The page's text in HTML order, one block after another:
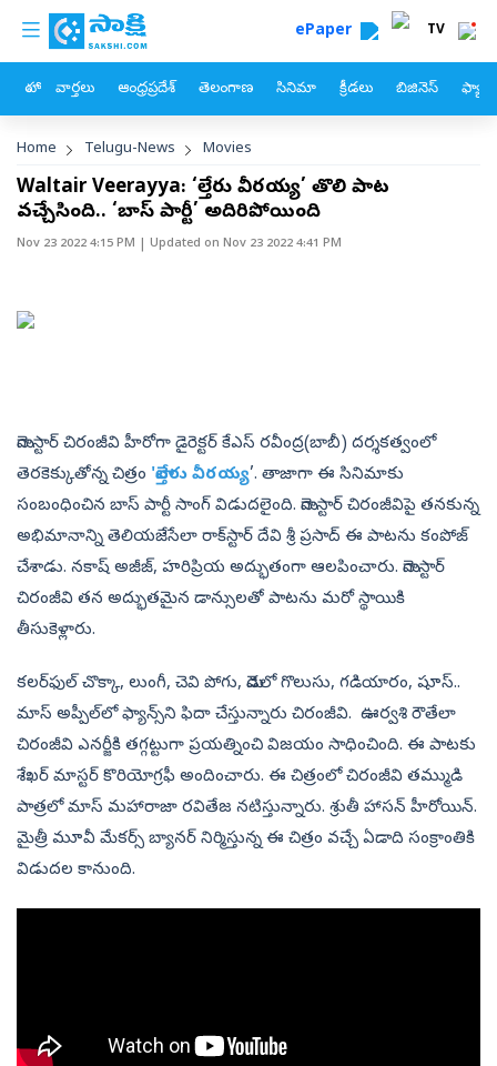
Skip to main content
custom menu ePaper TV
హోం వార్తలు ఆంధ్రప్రదేశ్ తెలంగాణ సినిమా క్రీడలు బిజినెస్
Breadcrumb
Home Telugu-News Movies
Waltair Veerayya: ‘వాల్తేరు వీరయ్య’ తొలి పాట
వచ్చేసింది.. ‘బాస్‌ పార్టీ’ అదిరిపోయింది
Nov 23 2022 4:15 PM | Updated on Nov 23 2022 4:41 PM
మెగాస్టార్‌ చిరంజీవి హీరోగా డైరెక్టర్‌ కేఎస్‌ రవీంద్ర(బాబీ) దర్శకత్వంలో
తెరకెక్కుతోన్న చిత్రం 'వాల్తేరు వీరయ్య’. తాజాగా ఈ సినిమాకు
సంబంధించిన బాస్​ పార్టీ సాంగ్ ​విడుదలైంది. మెగాస్టార్ చిరంజీవిపై తనకున్న
అభిమానాన్ని తెలియజేసేలా రాక్‌స్టార్ దేవి శ్రీ ప్రసాద్ ఈ పాటను కంపోజ్
చేశాడు. నకాష్ అజీజ్, హరిప్రియ అద్భుతంగా ఆలపించారు. మెగాస్టార్
చిరంజీవి తన అద్భుతమైన డాన్సులతో పాటను మరో స్థాయికి
తీసుకెళ్లారు.
కలర్‌ఫుల్ చొక్కా, లుంగీ, చెవి పోగు, మెడలో గొలుసు, గడియారం, షూస్‌..
మాస్ అప్పీల్‌లో ఫ్యాన్స్‌ని ఫిదా చేస్తున్నారు చిరంజీవి. ఊర్వశి రౌతేలా
చిరంజీవి ఎనర్జీకి తగ్గట్టుగా ప్రయత్నించి విజయం సాధించింది. ఈ పాటకు
శేఖర్ మాస్టర్ కొరియోగ్రఫీ అందించారు. ఈ చిత్రంలో చిరంజీవి తమ్ముడి
పాత్రలో మాస్ మహారాజా రవితేజ నటిస్తున్నారు. శ్రుతీ హాసన్ హీరోయిన్.
మైత్రీ మూవీ మేక‌ర్స్ బ్యాన‌ర్ నిర్మిస్తున్న ఈ చిత్రం వచ్చే ఏడాది సంక్రాంతికి
విడుదల కానుంది.